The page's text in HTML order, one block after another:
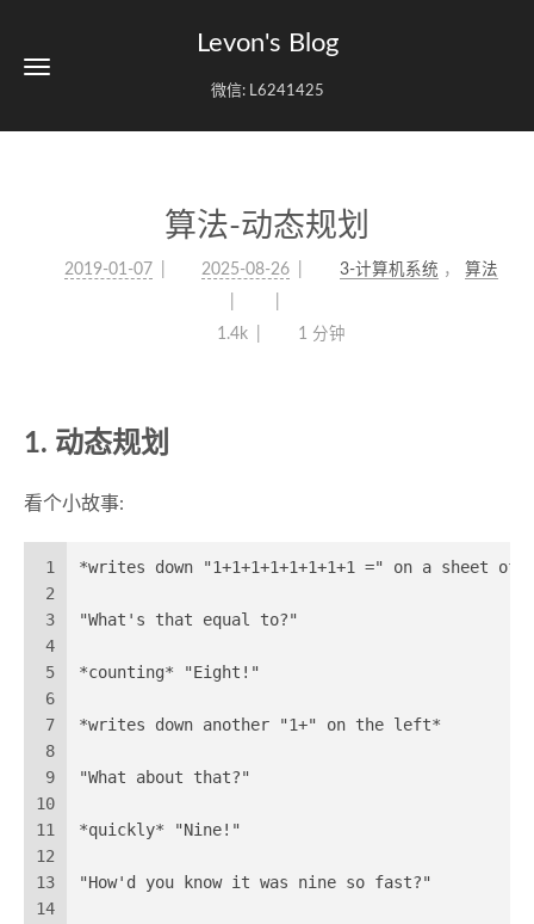
Levon's Blog
微信: L6241425
算法-动态规划
2019-01-07 2025-08-26 3-计算机系统 ， 算法
1.4k 1 分钟
1. 动态规划
看个小故事:
1
2
3
4
5
6
7
8
9
10
11
12
13
14
*writes down "1+1+1+1+1+1+1+1 =" on a sheet of
"What's that equal to?"
*counting* "Eight!"
*writes down another "1+" on the left*
"What about that?"
*quickly* "Nine!"
"How'd you know it was nine so fast?"